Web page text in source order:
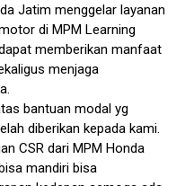
Jatim menggelar layanan
di MPM Learning
memberikan manfaat
menjaga
bantuan modal yg
diberikan kepada kami.
CSR dari MPM Honda
mandiri bisa